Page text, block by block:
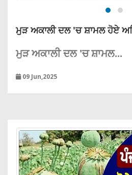
ਮੁੜ ਅਕਾਲੀ ਦਲ 'ਚ ਸ਼ਾਮਲ ਹੋਏ
ਮੁੜ ਅਕਾਲੀ ਦਲ 'ਚ ਸ਼ਾਮਲ...
09 Jun,2025